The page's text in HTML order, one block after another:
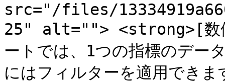
src="/files/
25" alt=""> <strong>[数
ートでは、1つの指標のデー
にはフィルターを適用で